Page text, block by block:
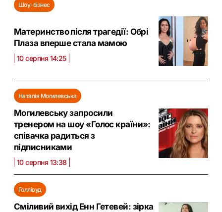
Шоу-бізнес
Материнство після трагедії: Обрі
Плаза вперше стала мамою
10 серпня 14:25
Наталія Могилевська
Могилевську запросили
тренером на шоу «Голос країни»:
співачка радиться з
підписниками
10 серпня 13:38
Голлівуд
Сміливий вихід Енн Гетевей: зірка